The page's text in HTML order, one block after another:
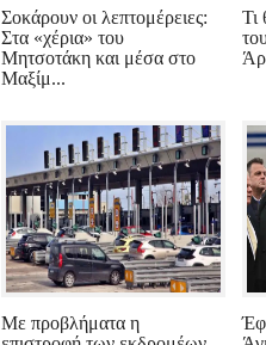
Σοκάρουν οι λεπτομέρειες:
Στα «χέρια» του
Μητσοτάκη και μέσα στο
Μαξίμ...
Τι
Με προβλήματα η